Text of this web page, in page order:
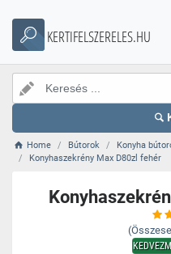
KERTIFELSZERELES.HU
Home Bútorok Konyha
Konyhaszekrény Max D80zl fehér